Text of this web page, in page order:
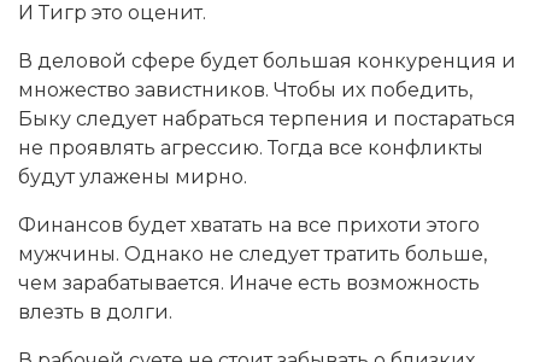
И Тигр это оценит.
В деловой сфере будет большая конкуренция и
множество завистников. Чтобы их победить,
Быку следует набраться терпения и постараться
не проявлять агрессию. Тогда все конфликты
будут улажены мирно.
Финансов будет хватать на все прихоти этого
мужчины. Однако не следует тратить больше,
чем зарабатывается. Иначе есть возможность
влезть в долги.